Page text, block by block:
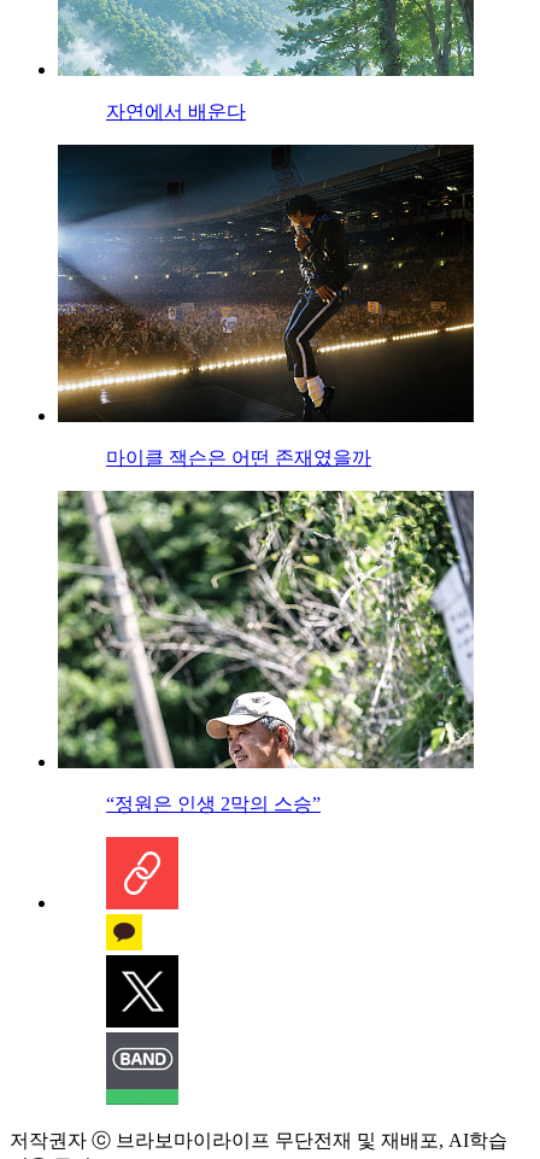
자연에서 배운다
마이클 잭슨은 어떤 존재였을까
“정원은 인생 2막의 스승”
저작권자 ⓒ 브라보마이라이프 무단전재 및 재배포, AI학습